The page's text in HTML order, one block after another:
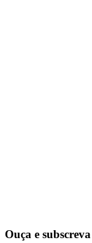
Ouça e